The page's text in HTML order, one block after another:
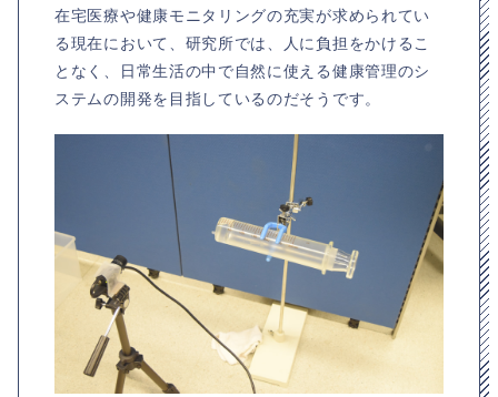
在宅医療や健康モニタリングの充実が求められてい
る現在において、研究所では、人に負担をかけるこ
となく、日常生活の中で自然に使える健康管理のシ
ステムの開発を目指しているのだそうです。